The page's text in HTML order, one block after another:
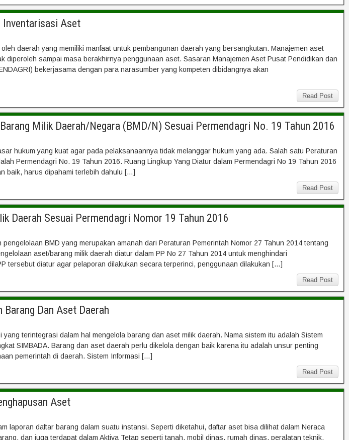
Inventarisasi Aset
daerah yang memiliki manfaat untuk pembangunan daerah yang bersangkutan. Manajemen aset
diperoleh sampai masa berakhirnya penggunaan aset. Sasaran Manajemen Aset Pusat Pendidikan dan
bekerjasama dengan para narasumber yang kompeten dibidangnya akan
Read Post
Milik Daerah/Negara (BMD/N) Sesuai Permendagri No. 19 Tahun 2016
hukum yang kuat agar pada pelaksanaannya tidak melanggar hukum yang ada. Salah satu Peraturan
Permendagri No. 19 Tahun 2016. Ruang Lingkup Yang Diatur dalam Permendagri No 19 Tahun 2016
baik, harus dipahami terlebih dahulu […]
Read Post
Daerah Sesuai Permendagri Nomor 19 Tahun 2016
BMD yang merupakan amanah dari Peraturan Pemerintah Nomor 27 Tahun 2014 tentang
aset/barang milik daerah diatur dalam PP No 27 Tahun 2014 untuk menghindari
tersebut diatur agar pelaporan dilakukan secara terperinci, penggunaan dilakukan […]
Read Post
Dan Aset Daerah
terintegrasi dalam hal mengelola barang dan aset milik daerah. Nama sistem itu adalah Sistem
SIMBADA. Barang dan aset daerah perlu dikelola dengan baik karena itu adalah unsur penting
pemerintah di daerah. Sistem Informasi […]
Read Post
Aset
laporan daftar barang dalam suatu instansi. Seperti diketahui, daftar aset bisa dilihat dalam Neraca
dan juga terdapat dalam Aktiva Tetap seperti tanah, mobil dinas, rumah dinas, peralatan teknik,